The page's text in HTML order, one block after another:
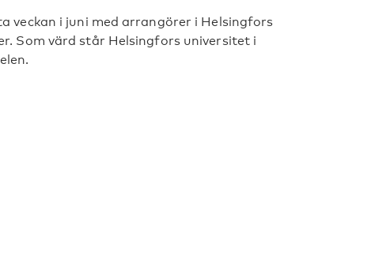
veckan i juni med arrangörer i Helsingfors
Som värd står Helsingfors universitet i